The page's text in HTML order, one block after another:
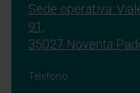
Sede operativa:
91,
35027 Noventa
Telefono